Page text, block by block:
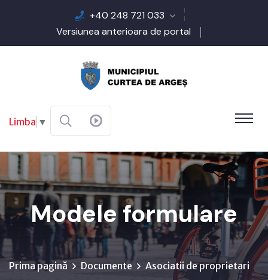
+40 248 721 033
Versiunea anterioara de portal
Limba ▼
Modele formulare
Prima pagină Documente Asociatii de proprietari